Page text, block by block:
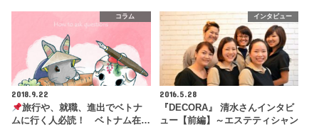
コラム
2018.9.22
旅行や、就職、進出でベトナ
ムに行く人必読！ ベトナム在…
インタビュー
2016.5.28
『DECORA』 清水さんインタビ
ュー【前編】～エステティシャン